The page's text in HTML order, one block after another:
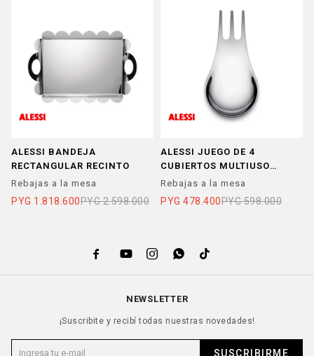
ALESSI BANDEJA
RECTANGULAR RECINTO
Rebajas a la mesa
PYG 1.818.600PYG 2.598.000
ALESSI JUEGO DE 4
CUBIERTOS MULTIUSO
TENEDOR/CUCHARA ACERO
Rebajas a la mesa
PYG 478.400PYG 598.000
    
NEWSLETTER
¡Suscribite y recibí todas nuestras novedades!
SUSCRIBIRME